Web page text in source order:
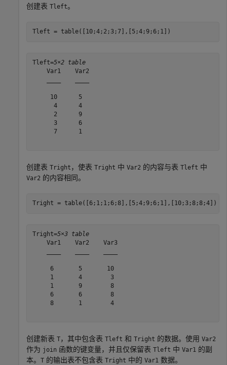
创建表 Tleft。
Tleft = table([10;4;2;3;7],[5;4;9;6;1])
Tleft=5×2 table
    Var1    Var2
     10      5
      4      4
      2      9
      3      6
      7      1
创建表 Tright ，使表 Tright 中 Var2 的内容与表 Tleft 中
Var2 的内容相同。
Tright = table([6;1;1;6;8],[5;4;9;6;1],[10;3;8;8;4])
Tright=5×3 table
    Var1    Var2    Var3
     6       5       10
     1       4        3
     1       9        8
     6       6        8
     8       1        4
创建新表 T，其中包含表 Tleft 和 Tright 的数据。使用 Var2
作为 join 函数的键变量，并且仅保留表 Tleft 中 Var1 的副
本。
T 的输出表不包含表 Tright 中的 Var1 数据。